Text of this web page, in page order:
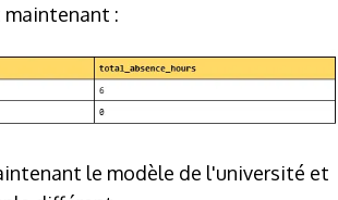
:
le modèle de l'université et